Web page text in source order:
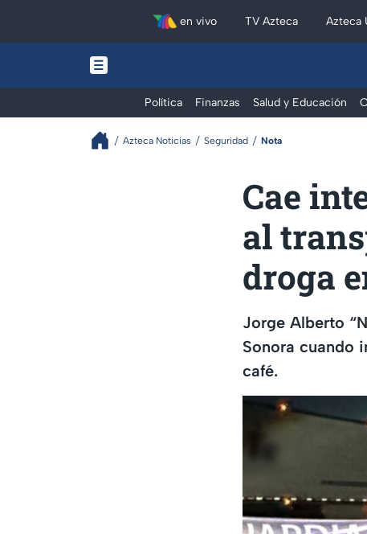
en vivo TV Azteca Azteca
Política Finanzas Salud y Educación
Azteca Noticias Seguridad Nota
Cae
al
droga
Jorge Alberto
Sonora cuando
café.